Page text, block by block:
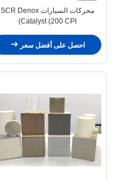
محركات السيارات SCR Denox
Catalyst (200 CPI)
احصل على أفضل سعر